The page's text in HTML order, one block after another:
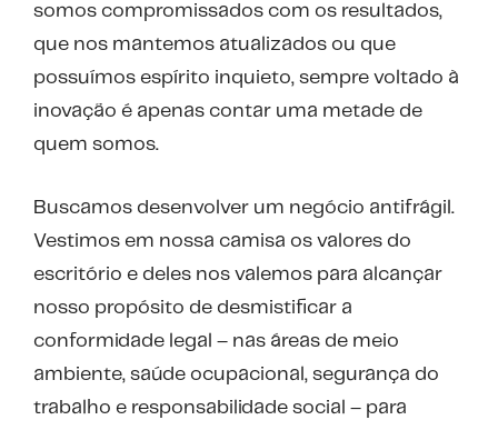
somos compromissados com os resultados,
que nos mantemos atualizados ou que
possuímos espírito inquieto, sempre voltado à
inovação é apenas contar uma metade de
quem somos.
Buscamos desenvolver um negócio antifrágil.
Vestimos em nossa camisa os valores do
escritório e deles nos valemos para alcançar
nosso propósito de desmistificar a
conformidade legal – nas áreas de meio
ambiente, saúde ocupacional, segurança do
trabalho e responsabilidade social – para